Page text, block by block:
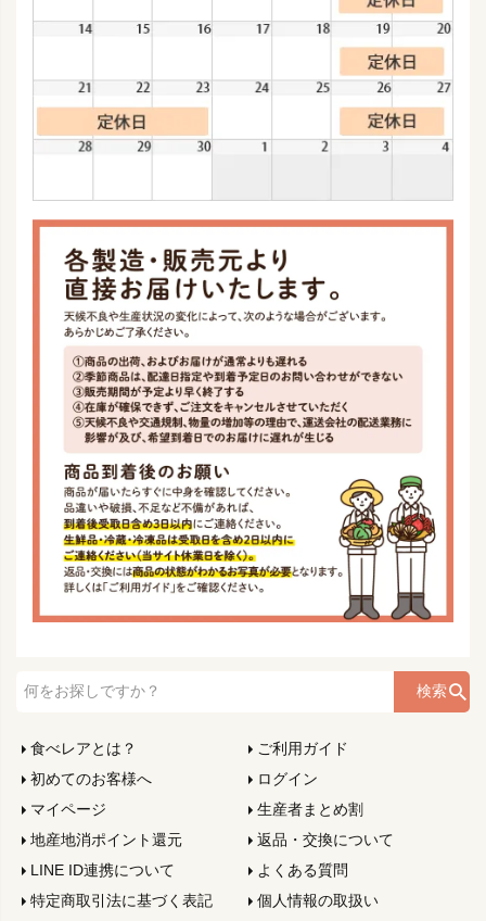
検索
食べレアとは？
ご利用ガイド
初めてのお客様へ
ログイン
マイページ
生産者まとめ割
地産地消ポイント還元
返品・交換について
LINE ID連携について
よくある質問
特定商取引法に基づく表記
個人情報の取扱い